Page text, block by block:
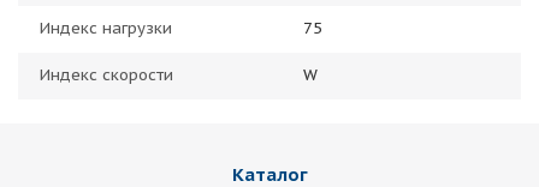
Индекс нагрузки 75
Индекс скорости W
Каталог